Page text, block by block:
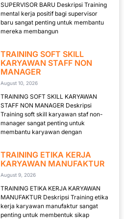
SUPERVISOR BARU Deskripsi Training
mental kerja positif bagi supervisor
baru sangat penting untuk membantu
mereka membangun
TRAINING SOFT SKILL
KARYAWAN STAFF NON
MANAGER
August 10, 2026
TRAINING SOFT SKILL KARYAWAN
STAFF NON MANAGER Deskripsi
Training soft skill karyawan staf non-
manager sangat penting untuk
membantu karyawan dengan
TRAINING ETIKA KERJA
KARYAWAN MANUFAKTUR
August 9, 2026
TRAINING ETIKA KERJA KARYAWAN
MANUFAKTUR Deskripsi Training etika
kerja karyawan manufaktur sangat
penting untuk membentuk sikap